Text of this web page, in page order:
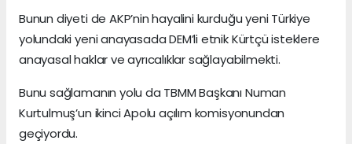
Bunun diyeti de AKP’nin hayalini kurduğu yeni Türkiye
yolundaki yeni anayasada DEM’li etnik Kürtçü isteklere
anayasal haklar ve ayrıcalıklar sağlayabilmekti.
Bunu sağlamanın yolu da TBMM Başkanı Numan
Kurtulmuş’un ikinci Apolu açılım komisyonundan
geçiyordu.